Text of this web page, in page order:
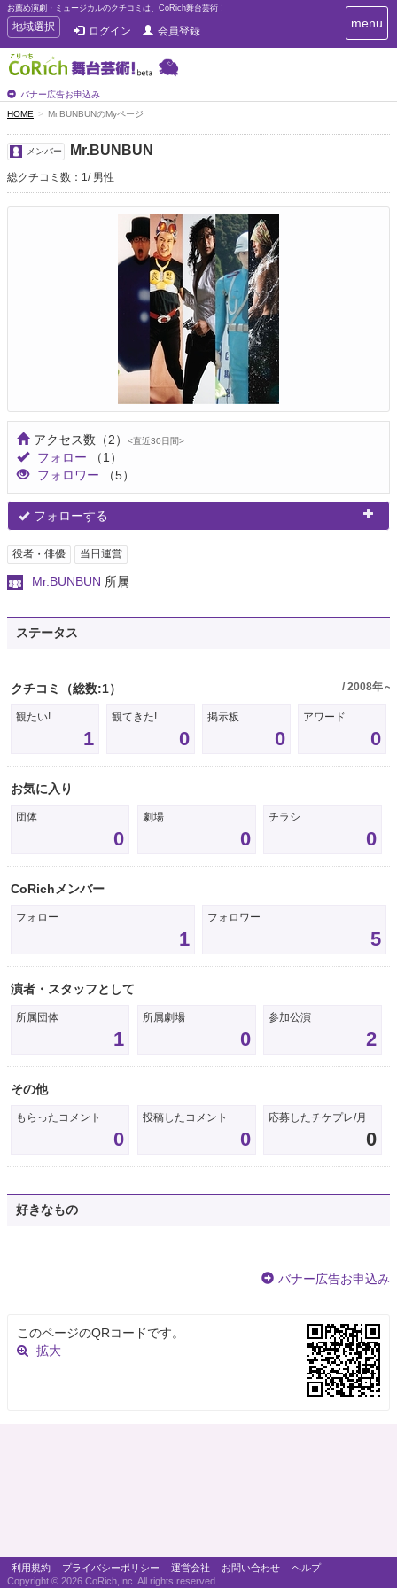
お薦め演劇・ミュージカルのクチコミは、CoRich舞台芸術！
T
o
g
g
e
n
a
v
i
g
a
t
地域選択 ログイン 会員登録
バナー広告お申込み
T
o
menu
HOME Mr.BUNBUNのMyページ
メンバー Mr.BUNBUN
総クチコミ数：1 男性
アクセス数 （2） <直近30日間>
フォロー
（1）
フォロワー
（5）
フォローする
役者・俳優 当日運営
Mr.BUNBUN 所属
ステータス
クチコミ （総数:1） / 2008年～
観たい!
1
観てきた!
0
掲示板
0
アワード
0
お気に入り
団体
0
劇場
0
チラシ
0
CoRichメンバー
フォロー
1
フォロワー
5
演者・スタッフとして
所属団体
1
所属劇場
0
参加公演
2
その他
もらったコメント
0
投稿したコメント
0
応募したチケプレ/月
0
好きなもの
バナー広告お申込み
このページのQRコードです。
拡大
利用規約 プライバシーポリシー 運営会社 お問い合わせ
ヘルプ
Copyright © 2026 CoRich,Inc. All rights reserved.